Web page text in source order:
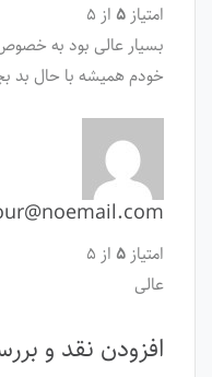
امتیاز۵ از ۵
بسیار عالی بود به
خودم همیشه با حال بد
امتیاز۵ از ۵
عالی
افزودن نقد و